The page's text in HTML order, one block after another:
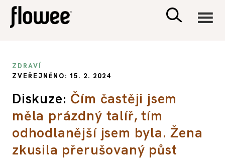
PSYCHOLOGIE
RODINA A DĚTI
ZDRAVÍ
ZVEŘEJNĚNO: 15. 2. 2024
Diskuze: Čím častěji jsem
měla prázdný talíř, tím
odhodlanější jsem byla. Žena
zkusila přerušovaný půst